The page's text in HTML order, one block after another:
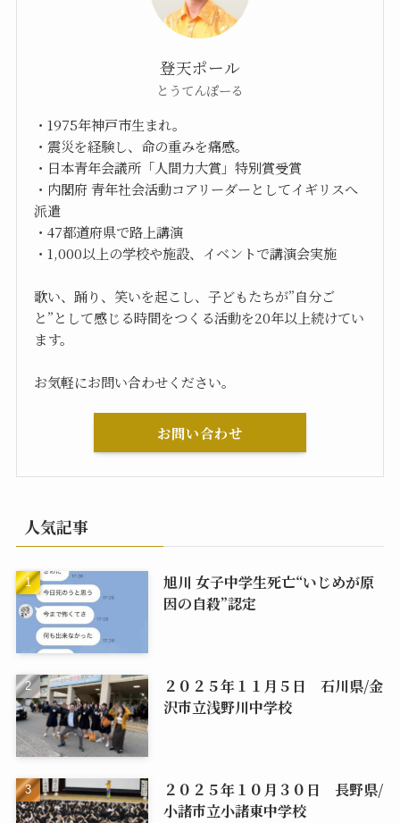
登天ポール
とうてんぽーる
・1975年神戸市生まれ。
・震災を経験し、命の重みを痛感。
・日本青年会議所「人間力大賞」特別賞受賞
・内閣府 青年社会活動コアリーダーとしてイギリスへ
派遣
・47都道府県で路上講演
・1,000以上の学校や施設、イベントで講演会実施
歌い、踊り、笑いを起こし、子どもたちが”自分ご
と”として感じる時間をつくる活動を20年以上続けてい
ます。
お気軽にお問い合わせください。
お問い合わせ
人気記事
旭川 女子中学生死亡“いじめが原
因の自殺”認定
２０２５年１１月５日 石川県/金
沢市立浅野川中学校
２０２５年１０月３０日 長野県/
小諸市立小諸東中学校